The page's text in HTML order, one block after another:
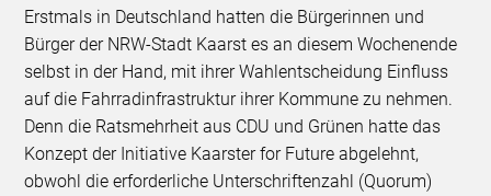
Erstmals in Deutschland hatten die Bürgerinnen und
Bürger der NRW-Stadt Kaarst es an diesem Wochenende
selbst in der Hand, mit ihrer Wahlentscheidung Einfluss
auf die Fahrradinfrastruktur ihrer Kommune zu nehmen.
Denn die Ratsmehrheit aus CDU und Grünen hatte das
Konzept der Initiative Kaarster for Future abgelehnt,
obwohl die erforderliche Unterschriftenzahl (Quorum)